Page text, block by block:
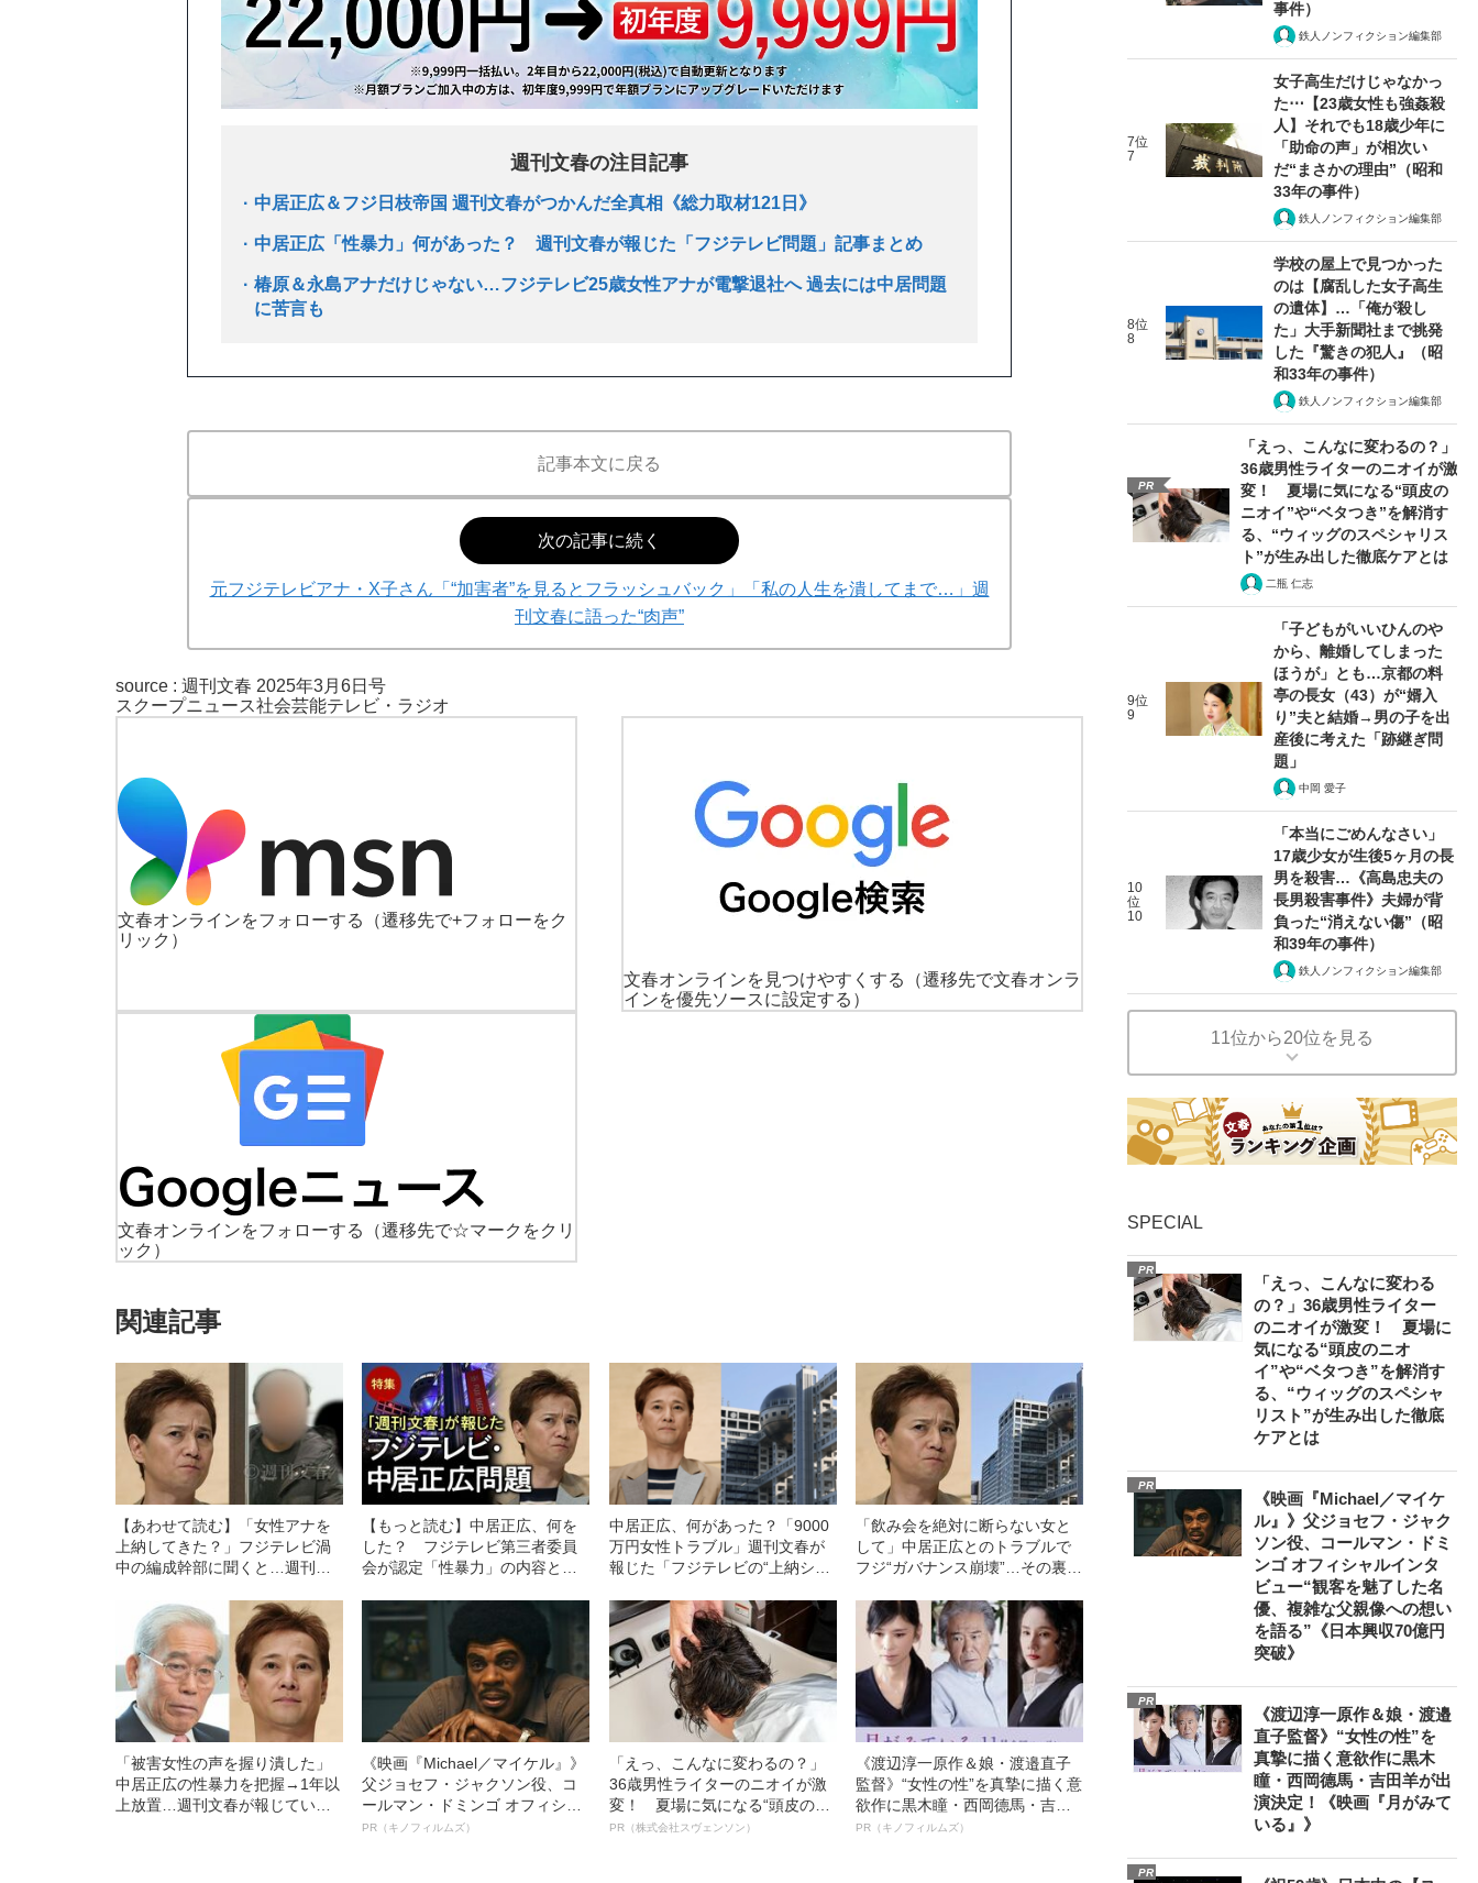
週刊文春の注目記事
中居正広＆フジ日枝帝国 週刊文春がつかんだ全真相《総力取材121日》
中居正広「性暴力」何があった？ 週刊文春が報じた「フジテレビ問題」記事まとめ
椿原＆永島アナだけじゃない…フジテレビ25歳女性アナが電撃退社へ 過去には中居問題
に苦言も
記事本文に戻る
次の記事に続く
元フジテレビアナ・X子さん「“加害者”を見るとフラッシュバック」「私の人生を潰してまで…」週
刊文春に語った“肉声”
source : 週刊文春 2025年3月6日号
スクープニュース社会芸能テレビ・ラジオ
文春オンラインをフォローする
（遷移先で+フォローをク
リック）
文春オンラインを見つけやすくする
（遷移先で文春オンラ
インを優先ソースに設定する）
文春オンラインをフォローする
（遷移先で☆マークをクリ
ック）
関連記事
【あわせて読む】「女性アナを
上納してきた？」フジテレビ渦
中の編成幹部に聞くと…週刊文
分”とは
【もっと読む】中居正広、何を
した？ フジテレビ第三者委員
会が認定「性暴力」の内容と
中居正広、何があった？「9000
万円女性トラブル」週刊文春が
報じた「フジテレビの“上納シス
《渦中のプロデューサーA氏を直
撃》
「飲み会を絶対に断らない女と
して」中居正広とのトラブルで
フジ“ガバナンス崩壊”…その裏で
ア官僚」【全文公開】
「被害女性の声を握り潰した」
中居正広の性暴力を把握→1年以
上放置…週刊文春が報じていた
《映画『Michael／マイケル』》
父ジョセフ・ジャクソン役、コ
ールマン・ドミンゴ オフィシャ
ルインタビュー“観客を魅了した
PR（キノフィルムズ）
「えっ、こんなに変わるの？」
36歳男性ライターのニオイが激
変！ 夏場に気になる“頭皮のニ
オイ”や“ベタつき”を解消す
PR（株式会社スヴェンソン）
《渡辺淳一原作＆娘・渡邉直子
監督》“女性の性”を真摯に描く意
欲作に黒木瞳・西岡德馬・吉田
羊が出演決定！《映画『月がみ
PR（キノフィルムズ）
事件）
鉄人ノンフィクション編集部
7位
7
女子高生だけじゃなかっ
た⋯【23歳女性も強姦殺
人】それでも18歳少年に
「助命の声」が相次い
だ“まさかの理由”（昭和
33年の事件）
鉄人ノンフィクション編集部
8位
8
学校の屋上で見つかった
のは【腐乱した女子高生
の遺体】…「俺が殺し
た」大手新聞社まで挑発
した『驚きの犯人』（昭
和33年の事件）
鉄人ノンフィクション編集部
PR
「えっ、こんなに変わるの？」
36歳男性ライターのニオイが激
変！ 夏場に気になる“頭皮の
ニオイ”や“ベタつき”を解消す
る、“ウィッグのスペシャリス
ト”が生み出した徹底ケアとは
二瓶 仁志
9位
9
「子どもがいいひんのや
から、離婚してしまった
ほうが」とも…京都の料
亭の長女（43）が“婿入
り”夫と結婚→男の子を出
産後に考えた「跡継ぎ問
題」
中岡 愛子
10
位
10
「本当にごめんなさい」
17歳少女が生後5ヶ月の長
男を殺害…《高島忠夫の
長男殺害事件》夫婦が背
負った“消えない傷”（昭
和39年の事件）
鉄人ノンフィクション編集部
11位から20位を見る
SPECIAL
PR
「えっ、こんなに変わる
の？」36歳男性ライター
のニオイが激変！ 夏場に
気になる“頭皮のニオ
イ”や“ベタつき”を解消す
る、“ウィッグのスペシャ
リスト”が生み出した徹底
ケアとは
PR
《映画『Michael／マイケ
ル』》父ジョセフ・ジャク
ソン役、コールマン・ドミ
ンゴ オフィシャルインタ
ビュー“観客を魅了した名
優、複雑な父親像への想い
を語る”《日本興収70億円
突破》
PR
《渡辺淳一原作＆娘・渡邉
直子監督》“女性の性”を
真摯に描く意欲作に黒木
瞳・西岡德馬・吉田羊が出
演決定！《映画『月がみて
いる』》
PR